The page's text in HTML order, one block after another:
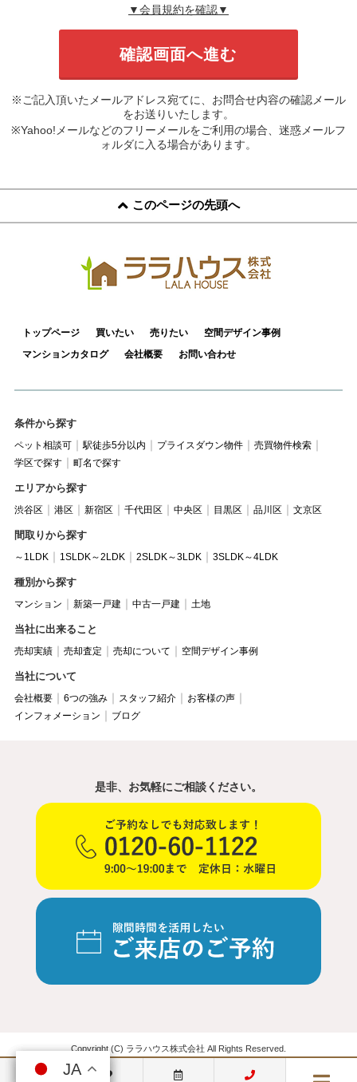
JA
JA
▼会員規約を確認▼
※ご記入頂いたメールアドレス宛てに、お問合せ内容の確認メール
をお送りいたします。
※Yahoo!メールなどのフリーメールをご利用の場合、迷惑メールフ
ォルダに入る場合があります。
このページの先頭へ
トップページ 買いたい 売りたい
空間デザイン事例
マンションカタログ
会社概要 お問い合わせ
条件から探す
ペット相談可 駅徒歩5分以内 プライスダウン物件
売買物件検索
学区で探す
町名で探す
エリアから探す
渋谷区 港区 新宿区 千代田区 中央区 目黒区 品川区 文京区
間取りから探す
～1LDK 1SLDK～2LDK 2SLDK～3LDK 3SLDK～4LDK
種別から探す
マンション 新築一戸建 中古一戸建 土地
当社に出来ること
売却実績 売却査定 売却について 空間デザイン事例
当社について
会社概要 6つの強み スタッフ紹介
お客様の声
インフォメーション
ブログ
是非、お気軽にご相談ください。
Copyright (C) ララハウス株式会社 All Rights Reserved.
JA
JA